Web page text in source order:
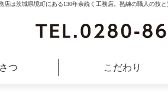
店は茨城県境町にある130年余続く工務店。熟練の職人の技
つ こだわり